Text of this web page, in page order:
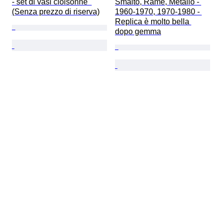
(Senza prezzo di riserva)
1960-1970, 1970-1980 -
Replica è molto bella
dopo gemma